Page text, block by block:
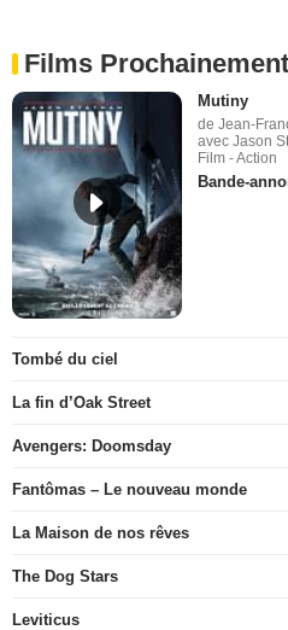
Films
Mutiny
de Jean-
avec Jason
Film - Action
Bande-
Tombé du ciel
La fin d’Oak Street
Avengers: Doomsday
Fantômas – Le nouveau monde
La Maison de nos rêves
The Dog Stars
Leviticus